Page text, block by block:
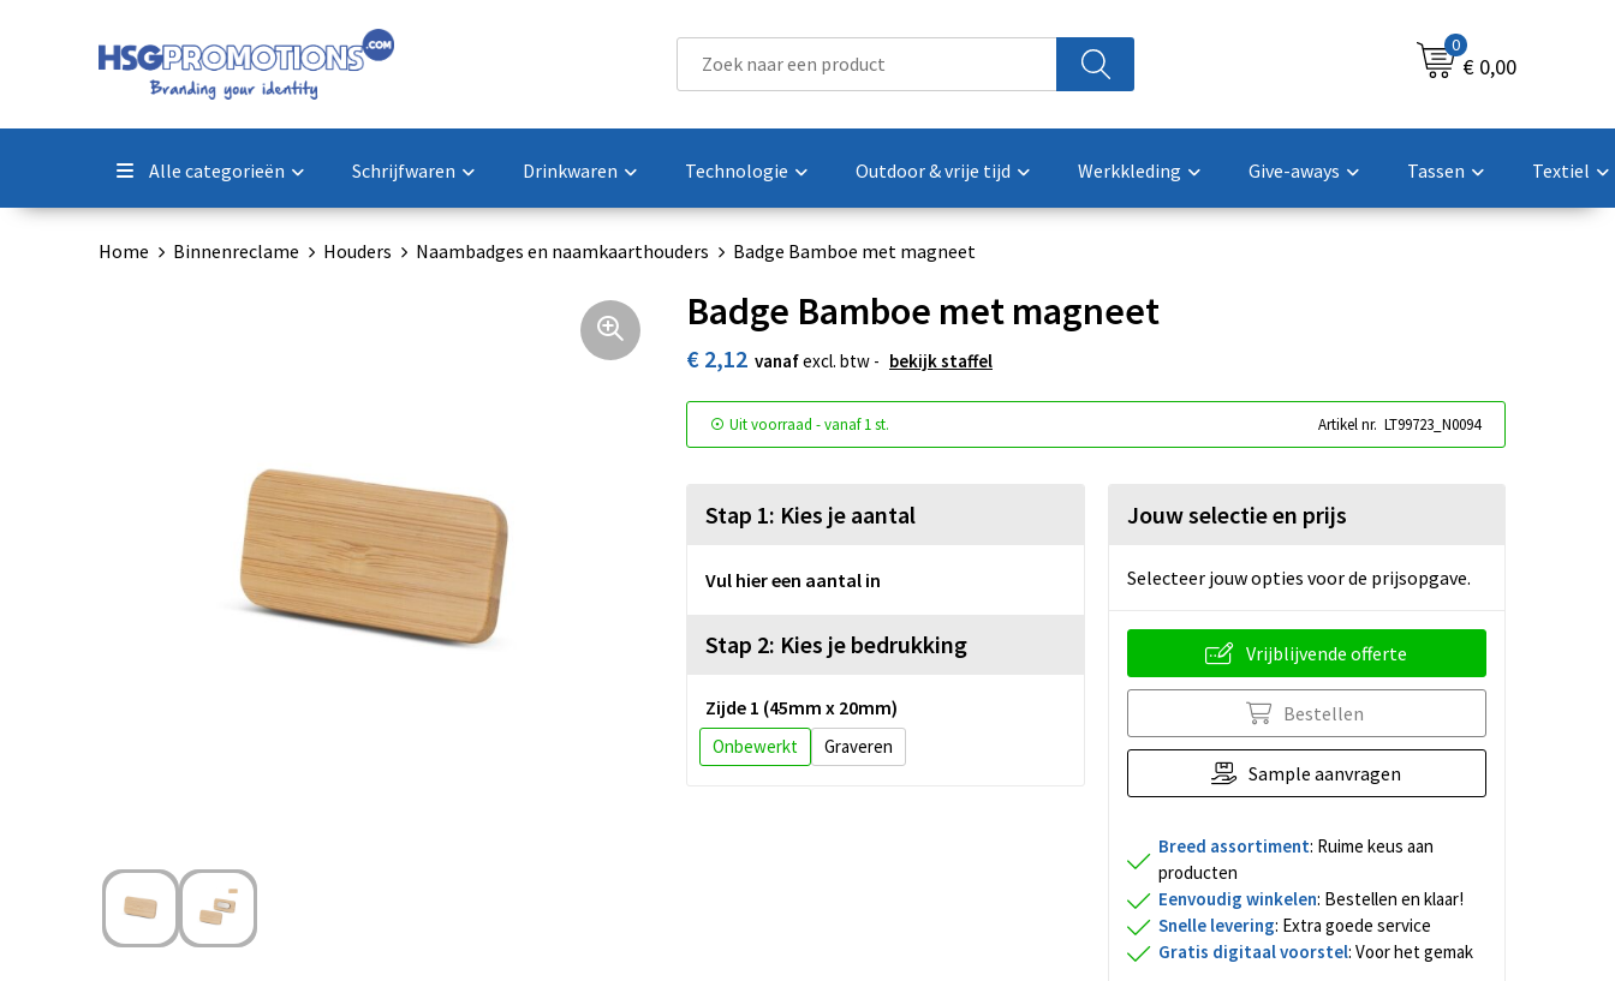
0
€ 0,00
Alle categorieën Schrijfwaren Drinkwaren Technologie Outdoor & vrije tijd Werkkleding Give-aways Tassen Textiel
Home Binnenreclame Houders Naambadges en naamkaarthouders Badge Bamboe met magneet
Badge Bamboe met magneet
€ 2,12 vanafexcl. btw - bekijk staffel
Uit voorraad -vanaf1 st. Artikel nr. LT99723_N0094
Stap 1: Kies je aantal
Vul hier een aantal in
Stap 2: Kies je bedrukking
Zijde 1 (45mm x 20mm)
Onbewerkt Graveren
Jouw selectie en prijs
Selecteer jouw opties voor de prijsopgave.
Vrijblijvende offerte
Bestellen
Sample aanvragen
Breed assortiment: Ruime keus aan
producten
Eenvoudig winkelen: Bestellen en klaar!
Snelle levering: Extra goede service
Gratis digitaal voorstel: Voor het gemak